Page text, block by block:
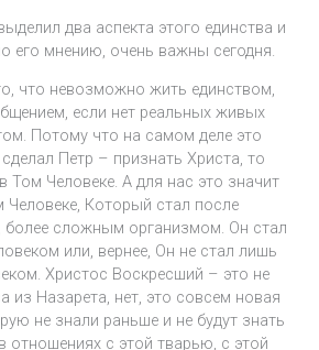
два аспекта этого единства и
его мнению, очень важны сегодня.
что невозможно жить единством,
если нет реальных живых
Потому что на самом деле это
Петр – признать Христа, то
Том Человеке. А для нас это значит
Человеке, Который стал после
более сложным организмом. Он стал
или, вернее, Он не стал лишь
Христос Воскресший – это не
из Назарета, нет, это совсем новая
не знали раньше и не будут знать
отношениях с этой тварью, с этой